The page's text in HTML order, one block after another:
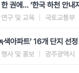
권에… ‘한국 하천 안내
연구 및 교육 국토교통부
색아파트’ 16개 단지 선정
행사 및 홍보 광주광역시